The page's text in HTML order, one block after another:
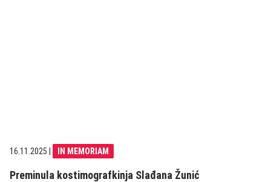
16.11.2025 IN MEMORIAM
Preminula kostimografkinja Slađana Žunić